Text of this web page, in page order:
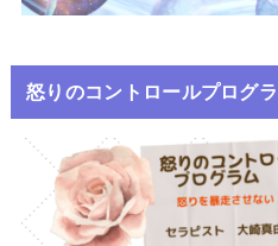
怒りのコントロールプログ